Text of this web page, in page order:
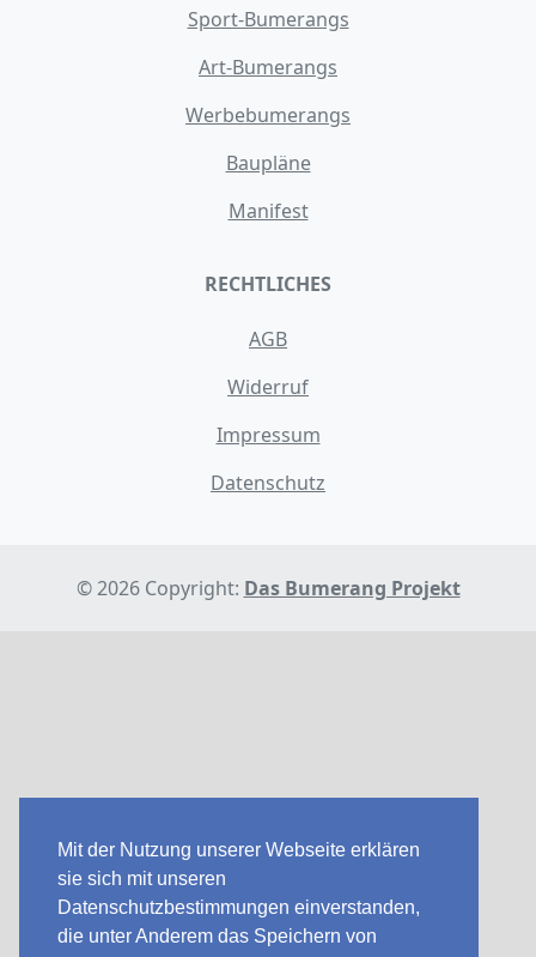
Mit der Nutzung unserer Webseite erklären
sie sich mit unseren
Datenschutzbestimmungen einverstanden,
die unter Anderem das Speichern von
Sport-Bumerangs
Art-Bumerangs
Werbebumerangs
Baupläne
Manifest
RECHTLICHES
AGB
Widerruf
Impressum
Datenschutz
© 2026 Copyright: Das Bumerang Projekt